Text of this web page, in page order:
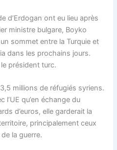
d’Erdogan ont eu lieu après
ministre bulgare, Boyko
sommet entre la Turquie et
dans les prochains jours.
président turc.
millions de réfugiés syriens.
l’UE qu’en échange du
d’euros, elle garderait la
principalement ceux
la guerre.